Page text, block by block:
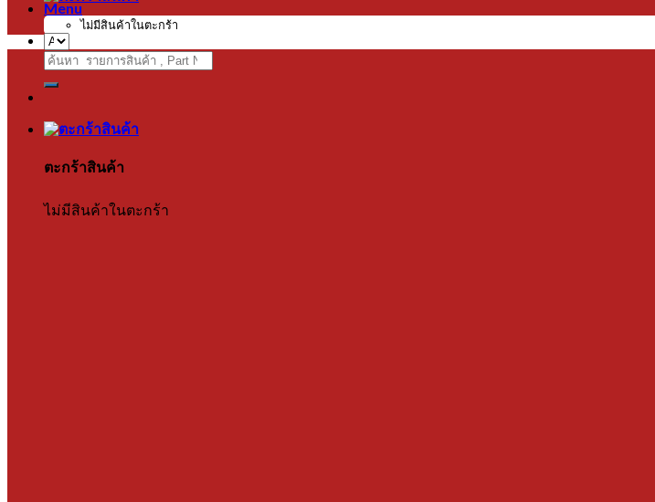
Menu
ค้นหา:
ตะกร้าสินค้า
ไม่มีสินค้าในตะกร้า
ไม่มีสินค้าในตะกร้า